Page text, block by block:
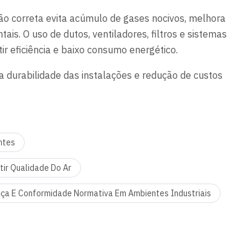
correta evita acúmulo de gases nocivos, melhora
O uso de dutos, ventiladores, filtros e sistemas
eficiência e baixo consumo energético.
das instalações e redução de custos
Qualidade Do Ar
E Conformidade Normativa Em Ambientes Industriais